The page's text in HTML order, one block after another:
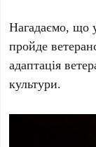
Нагадаємо, що
пройде
адаптація
культури.